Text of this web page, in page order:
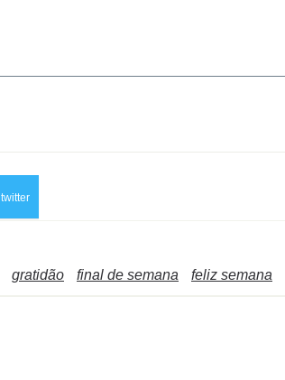
twitter
gratidão final de semana feliz semana